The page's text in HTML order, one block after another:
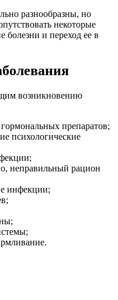
разнообразны, но
некоторые
и переход ее в
возникновению
препаратов;
психологические
неправильный рацион
инфекции;